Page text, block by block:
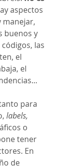
aspectos
manejar,
buenos y
las
el
el
para
labels,
o
tener
En
de